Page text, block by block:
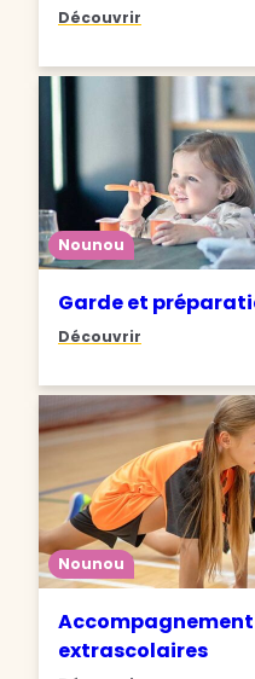
Découvrir
Nounou
Garde et
Découvrir
Nounou
extrascolaires